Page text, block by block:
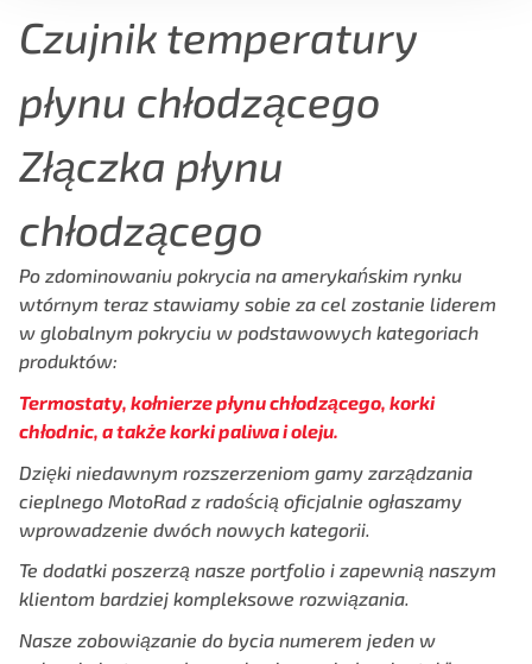
Czujnik temperatury
płynu chłodzącego
Złączka płynu
chłodzącego
Po zdominowaniu pokrycia na amerykańskim rynku
wtórnym teraz stawiamy sobie za cel zostanie liderem
w globalnym pokryciu w podstawowych kategoriach
produktów:
Termostaty, kołnierze płynu chłodzącego, korki
chłodnic, a także korki paliwa i oleju.
Dzięki niedawnym rozszerzeniom gamy zarządzania
cieplnego MotoRad z radością oficjalnie ogłaszamy
wprowadzenie dwóch nowych kategorii.
Te dodatki poszerzą nasze portfolio i zapewnią naszym
klientom bardziej kompleksowe rozwiązania.
Nasze zobowiązanie do bycia numerem jeden w